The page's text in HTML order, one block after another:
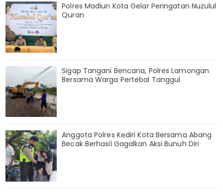
Polres Madiun Kota Gelar Peringatan Nuzulul
Quran
Sigap Tangani Bencana, Polres Lamongan
Bersama Warga Pertebal Tanggul
Anggota Polres Kediri Kota Bersama Abang
Becak Berhasil Gagalkan Aksi Bunuh Diri